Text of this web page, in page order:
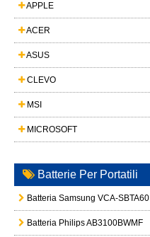
APPLE
ACER
ASUS
CLEVO
MSI
MICROSOFT
Batterie Per Portatili
Batteria Samsung VCA-SBTA60
Batteria Philips AB3100BWMF